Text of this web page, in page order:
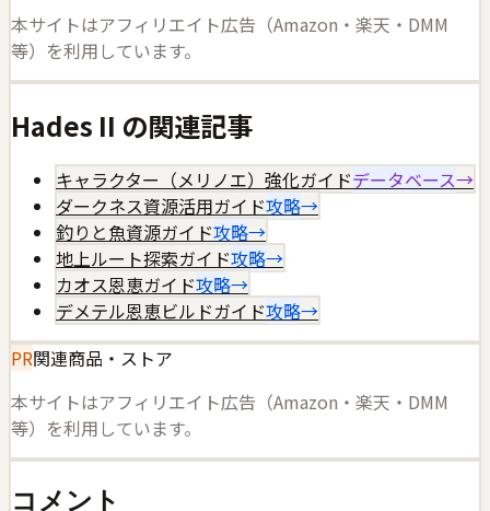
本サイトはアフィリエイト広告（Amazon・楽天・DMM
等）を利用しています。
Hades II の関連記事
キャラクター（メリノエ）強化ガイドデータベース→
ダークネス資源活用ガイド攻略→
釣りと魚資源ガイド攻略→
地上ルート探索ガイド攻略→
カオス恩恵ガイド攻略→
デメテル恩恵ビルドガイド攻略→
PR関連商品・ストア
本サイトはアフィリエイト広告（Amazon・楽天・DMM
等）を利用しています。
コメント